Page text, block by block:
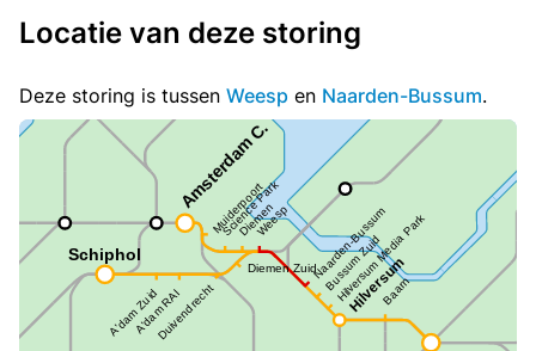
Locatie van deze storing
Deze storing is tussen Weesp en Naarden-Bussum.